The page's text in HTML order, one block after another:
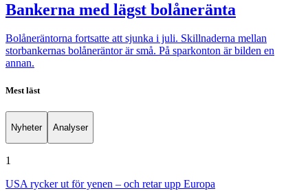
Bankerna med lägst bolåneränta
Bolåneräntorna fortsatte att sjunka i juli. Skillnaderna mellan
storbankernas bolåneräntor är små. På sparkonton är bilden en
annan.
Mest läst
Nyheter Analyser
1
USA rycker ut för yenen – och retar upp Europa